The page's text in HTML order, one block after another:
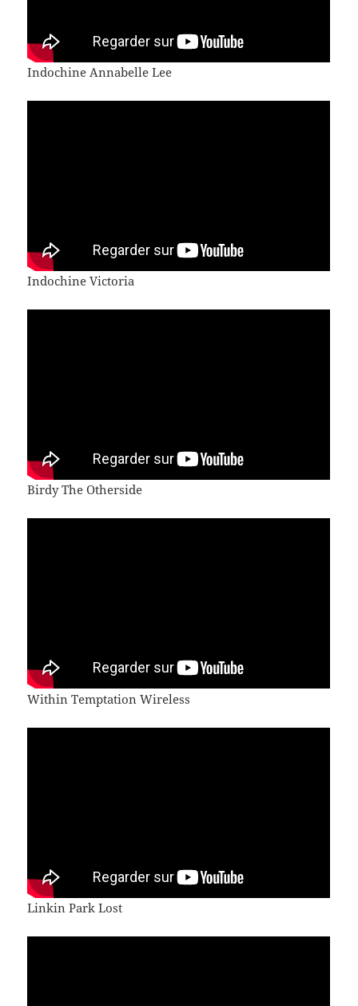
Indochine Annabelle Lee
Indochine Victoria
Birdy The Otherside
Within Temptation Wireless
Linkin Park Lost